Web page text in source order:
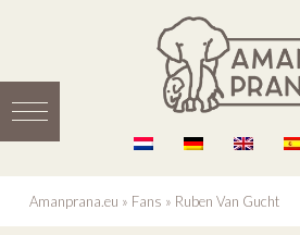
Amanprana.eu » Fans » Ruben Van Gucht